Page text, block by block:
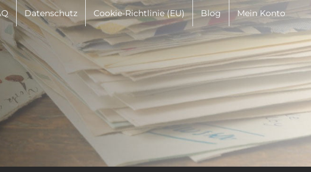
Datenschutz Cookie-Richtlinie (EU) Blog Mein Konto